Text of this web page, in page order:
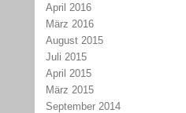
April 2016
März 2016
August 2015
Juli 2015
April 2015
März 2015
September 2014